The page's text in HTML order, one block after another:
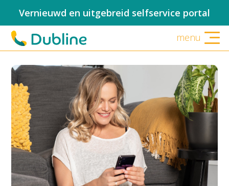
Vernieuwd en uitgebreid selfservice portal
menu